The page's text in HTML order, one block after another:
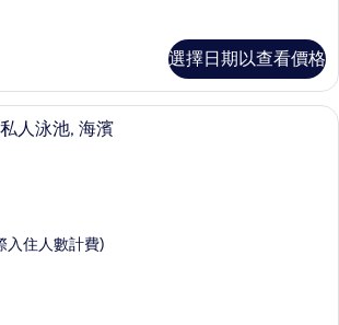
選擇日期以查看價格
高級寢具、羽絨被、免費迷你吧、客
人泳池, 海濱
入住人數計費)